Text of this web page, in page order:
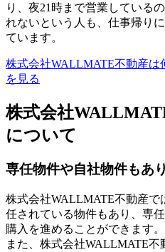
り、夜21時まで営業している
れないという人も、仕事帰り
ています。
株式会社WALLMATE不動産
を見る
株式会社
について
専任物件や自社物件もあり
株式会社WALLMATE不動産で
任されている物件もあり、専
購入を進めることができます。
また、株式会社WALLMATE